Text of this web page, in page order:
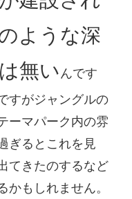
ような深
無い んです
すがジャングルの
ーマパーク内の雰
ぎるとこれを見
てきたのするなど
かもしれません。